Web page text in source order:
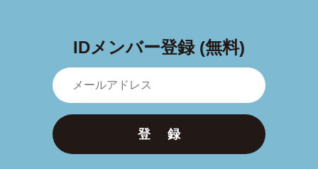
IDメンバー登録 (無料)
登 録